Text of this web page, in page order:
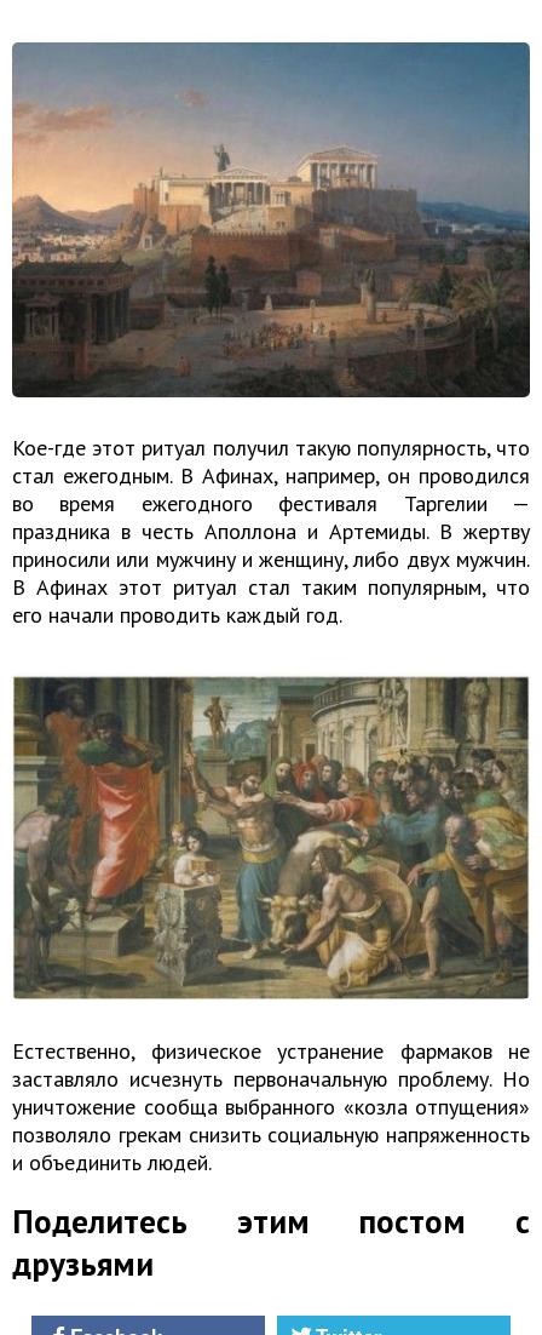
Кое-где этот ритуал получил такую популярность, что
стал ежегодным. В Афинах, например, он проводился
во время ежегодного фестиваля Таргелии —
праздника в честь Аполлона и Артемиды. В жертву
приносили или мужчину и женщину, либо двух мужчин.
В Афинах этот ритуал стал таким популярным, что
его начали проводить каждый год.
Естественно, физическое устранение фармаков не
заставляло исчезнуть первоначальную проблему. Но
уничтожение сообща выбранного «козла отпущения»
позволяло грекам снизить социальную напряженность
и объединить людей.
Поделитесь этим постом с
друзьями